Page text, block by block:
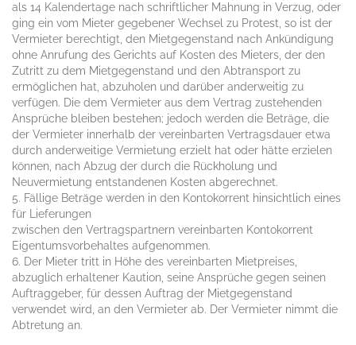
als 14 Kalendertage nach schriftlicher Mahnung in Verzug, oder
ging ein vom Mieter gegebener Wechsel zu Protest, so ist der
Vermieter berechtigt, den Mietgegenstand nach Ankündigung
ohne Anrufung des Gerichts auf Kosten des Mieters, der den
Zutritt zu dem Mietgegenstand und den Abtransport zu
ermöglichen hat, abzuholen und darüber anderweitig zu
verfügen. Die dem Vermieter aus dem Vertrag zustehenden
Ansprüche bleiben bestehen; jedoch werden die Beträge, die
der Vermieter innerhalb der vereinbarten Vertragsdauer etwa
durch anderweitige Vermietung erzielt hat oder hätte erzielen
können, nach Abzug der durch die Rückholung und
Neuvermietung entstandenen Kosten abgerechnet.
5. Fällige Beträge werden in den Kontokorrent hinsichtlich eines
für Lieferungen
zwischen den Vertragspartnern vereinbarten Kontokorrent
Eigentumsvorbehaltes aufgenommen.
6. Der Mieter tritt in Höhe des vereinbarten Mietpreises,
abzuglich erhaltener Kaution, seine Ansprüche gegen seinen
Auftraggeber, für dessen Auftrag der Mietgegenstand
verwendet wird, an den Vermieter ab. Der Vermieter nimmt die
Abtretung an.